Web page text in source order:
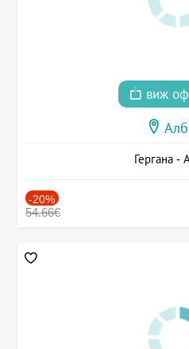
виж
Гергана -
-20%
54.66€